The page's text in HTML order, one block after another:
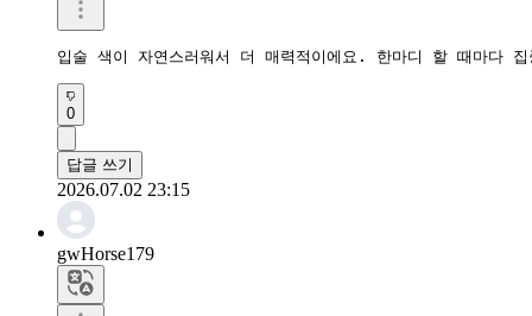
입술 색이 자연스러워서 더 매력적이에요. 한마디 할 때마다 집
0
답글 쓰기
2026.07.02 23:15
gwHorse179